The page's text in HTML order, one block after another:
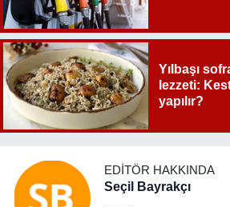
Yılbaşı
lezzeti:
yapılır?
EDITÖR HAKKINDA
Seçil Bayrakçı